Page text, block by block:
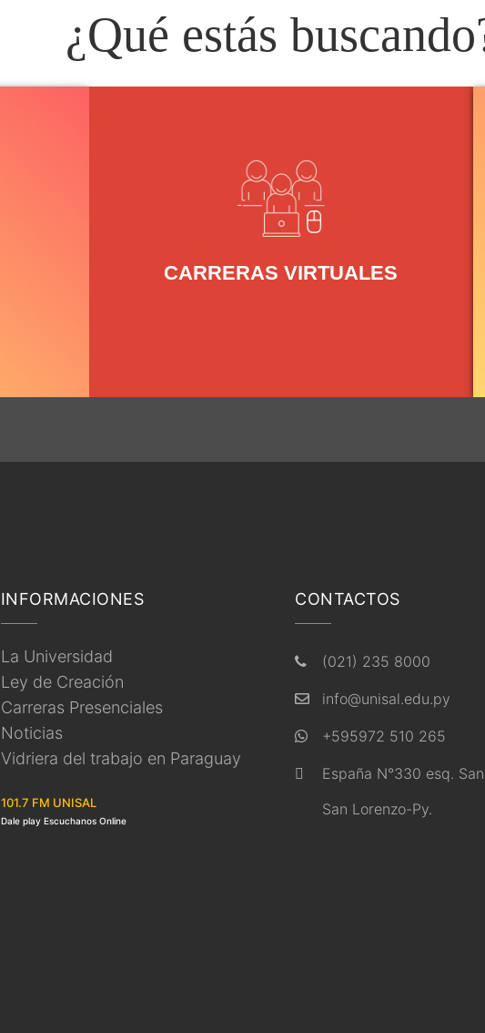
¿Qué estás
CARRERAS VIRTUALES
INFORMACIONES
La Universidad
Ley de Creación
Carreras Presenciales
Noticias
Vidriera del trabajo en Paraguay
101.7 FM UNISAL
Dale play Escuchanos Online
CONTACTOS
(021) 235 8000
info@unisal.edu.py
+595972 510 265
España N°330 esq.
San Lorenzo-Py.